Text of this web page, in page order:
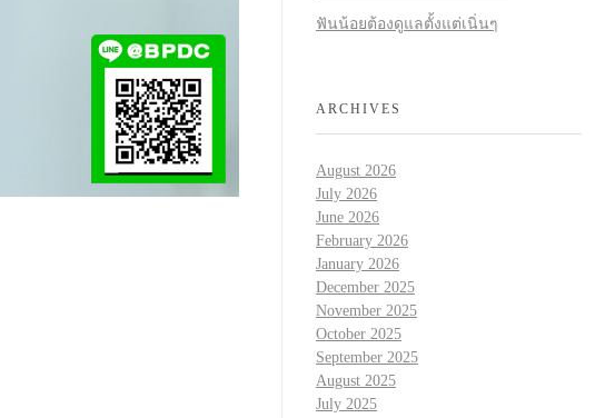
ฟันน้อยต้องดูแลตั้งแต่เนิ่นๆ
ARCHIVES
August 2026
July 2026
June 2026
February 2026
January 2026
December 2025
November 2025
October 2025
September 2025
August 2025
July 2025